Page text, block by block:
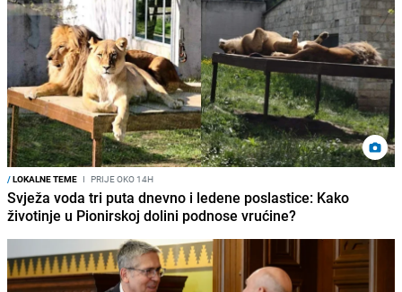
/LOKALNE TEME I PRIJE OKO 14H
Svježa voda tri puta dnevno i ledene poslastice: Kako
životinje u Pionirskoj dolini podnose vrućine?